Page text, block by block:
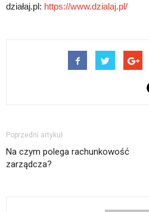
działaj.pl: https://www.dzialaj.pl/
Poprzedni artykuł
Na czym polega rachunkowość
zarządcza?